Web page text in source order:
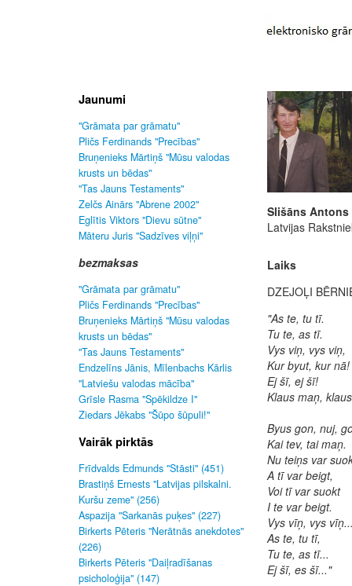
Jaunumi
"Grāmata par grāmatu"
Pličs Ferdinands "Precības"
Bruņenieks Mārtiņš "Mūsu valodas
krusts un bēdas"
"Tas Jauns Testaments"
Zelčs Ainārs "Abrene 2002"
Eglītis Viktors "Dievu sūtne"
Māteru Juris "Sadzīves viļņi"
bezmaksas
"Grāmata par grāmatu"
Pličs Ferdinands "Precības"
Bruņenieks Mārtiņš "Mūsu valodas
krusts un bēdas"
"Tas Jauns Testaments"
Endzelīns Jānis, Mīlenbachs Kārlis
"Latviešu valodas mācība"
Grīsle Rasma "Spēkildze I"
Ziedars Jēkabs "Šūpo šūpuli!"
Vairāk pirktās
Frīdvalds Edmunds "Stāsti" (451)
Brastiņš Ernests "Latvijas pilskalni.
Kuršu zeme" (256)
Aspazija "Sarkanās puķes" (227)
Birkerts Pēteris "Nerātnās anekdotes"
(226)
Birkerts Pēteris "Daiļradīšanas
psicholoģija" (147)
Slišāns Antons
Latvijas
Laiks
DZEJOĻI
"As te, tu tī.
Tu te, as tī.
Vys viņ, vys viņ,
Kur byut, kur nā!
Ej šī, ej šī!
Klaus maņ,
Byus gon, nuj,
Kai tev, tai maņ.
Nu teiņs var
A tī var beigt,
Voi tī var suokt
I te var beigt.
Vys vīņ, vys
As te, tu tī,
Tu te, as tī...
Ej šī, es šī..."